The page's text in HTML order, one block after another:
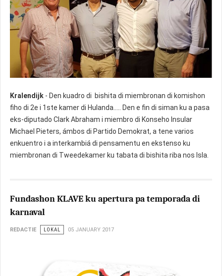
Kralendijk - Den kuadro di bishita di miembronan di komishon
fiho di 2e i 1ste kamer di Hulanda..... Den e fin di siman ku a pasa
eks-diputado Clark Abraham i miembro di Konseho Insular
Michael Pieters, ámbos di Partido Demokrat, a tene varios
enkuentro i a interkambiá di pensamentu en ekstenso ku
miembronan di Tweedekamer ku tabata di bishita riba nos Isla.
Fundashon KLAVE ku apertura pa temporada di
karnaval
REDACTIE LOKAL 05 JANUARY 2017